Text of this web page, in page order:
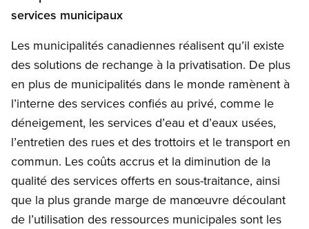
services municipaux
Les municipalités canadiennes réalisent qu’il existe
des solutions de rechange à la privatisation. De plus
en plus de municipalités dans le monde ramènent à
l’interne des services confiés au privé, comme le
déneigement, les services d’eau et d’eaux usées,
l’entretien des rues et des trottoirs et le transport en
commun. Les coûts accrus et la diminution de la
qualité des services offerts en sous-traitance, ainsi
que la plus grande marge de manœuvre découlant
de l’utilisation des ressources municipales sont les